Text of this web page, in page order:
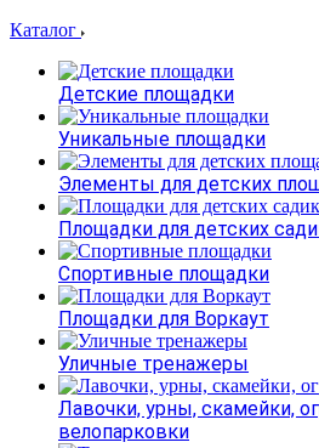
Каталог
Детские площадки
Уникальные площадки
Элементы для детских
Площадки для детских
Спортивные площадки
Площадки для Воркаут
Уличные тренажеры
Лавочки, урны, скамейки,
велопарковки